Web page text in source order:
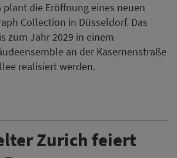
plant die Eröffnung eines neuen
Collection in Düsseldorf. Das
zum Jahr 2029 in einem
an der Kasernenstraße
realisiert werden.
Zurich feiert